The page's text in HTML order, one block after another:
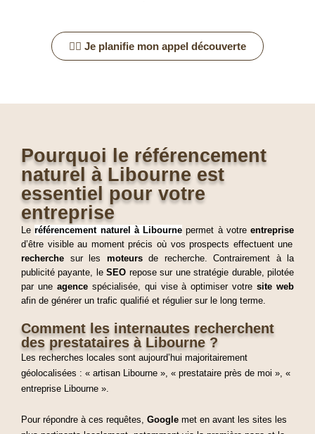
👉🏿 Je planifie mon appel découverte
Pourquoi le référencement
naturel à Libourne est
essentiel pour votre
entreprise
Leréférencement naturel à Libourne permet à votre entreprise
d’être visible au moment précis où vos prospects effectuent une
recherche sur les moteursde recherche. Contrairement à la
publicité payante, leSEO repose sur une stratégie durable, pilotée
par une agencespécialisée, qui vise à optimiser votresite web
afin de générer un trafic qualifié et régulier sur le long terme.
Comment les internautes recherchent
des prestataires à Libourne ?
Les recherches locales sont aujourd’hui majoritairement
géolocalisées : « artisan Libourne », « prestataire près de moi », «
entreprise Libourne ».
Pour répondre à ces requêtes, Google met en avant les sites les